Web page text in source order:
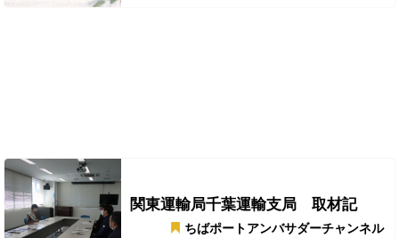
関東運輸局千葉運輸支局 取材記
ちばポートアンバサダーチャンネル